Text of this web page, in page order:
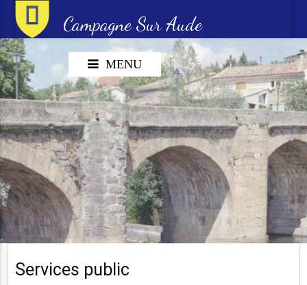
Campagne Sur Aude
MENU
Services public